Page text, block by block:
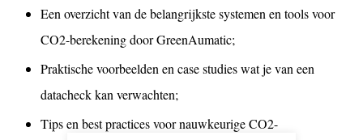
Een overzicht van de belangrijkste systemen en tools voor
CO2-berekening door GreenAumatic;
Praktische voorbeelden en case studies wat je van een
datacheck kan verwachten;
Tips en best practices voor nauwkeurige CO2-